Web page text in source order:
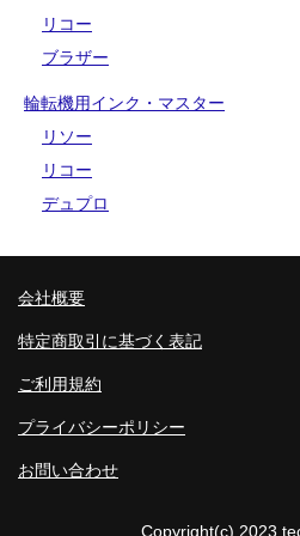
リコー
ブラザー
輪転機用インク・マスター
リソー
リコー
デュプロ
会社概要
特定商取引に基づく表記
ご利用規約
プライバシーポリシー
お問い合わせ
Copyright(c) 2023